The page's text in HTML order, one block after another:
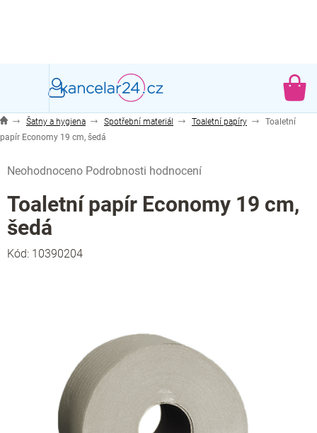
Šatny a hygiena Spotřební materiál Toaletní papíry
Toaletní
papír Economy 19 cm, šedá
hodnocení
produktu
je
0,0
z
5
Neohodnoceno Podrobnosti hodnocení
Toaletní papír Economy 19 cm,
šedá
Kód: 10390204